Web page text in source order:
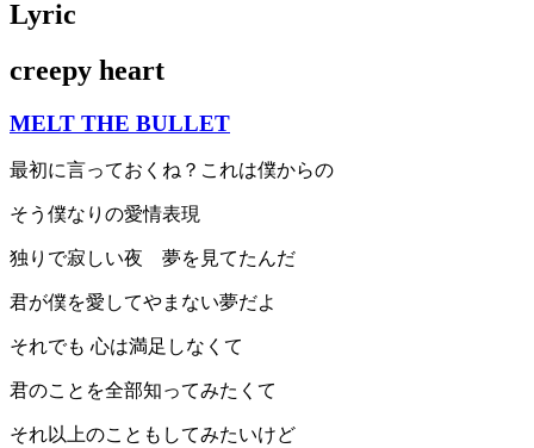
Lyric
creepy heart
MELT THE BULLET
最初に言っておくね？これは僕からの
そう僕なりの愛情表現
独りで寂しい夜 夢を見てたんだ
君が僕を愛してやまない夢だよ
それでも 心は満足しなくて
君のことを全部知ってみたくて
それ以上のこともしてみたいけど